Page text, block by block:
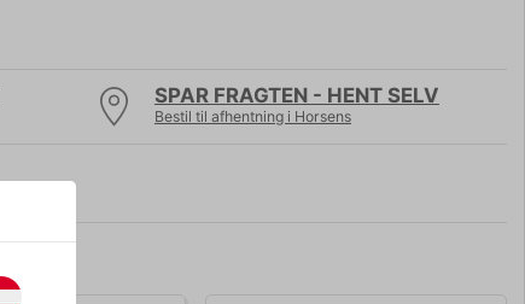
SPAR FRAGTEN - HENT SELV
Bestil til afhentning i Horsens